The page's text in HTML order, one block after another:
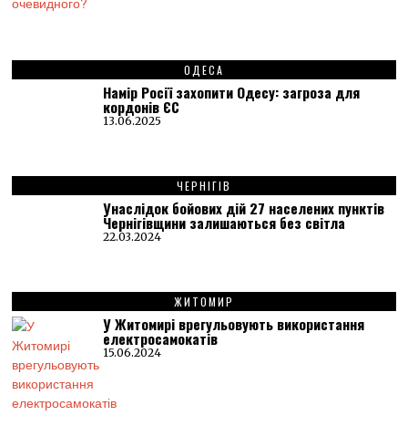
ОДЕСА
Намір Росії захопити Одесу: загроза для
кордонів ЄС
13.06.2025
ЧЕРНІГІВ
Унаслідок бойових дій 27 населених пунктів
Чернігівщини залишаються без світла
22.03.2024
ЖИТОМИР
У Житомирі врегульовують використання
електросамокатів
15.06.2024